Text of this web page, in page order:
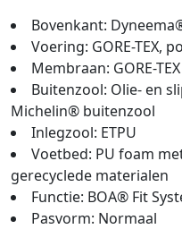
Bovenkant:
Voering: GORE-TEX,
Membraan: GORE-TEX
Buitenzool: Olie- en
Michelin® buitenzool
Inlegzool: ETPU
Voetbed: PU foam
gerecyclede materialen
Functie: BOA® Fit
Pasvorm: Normaal